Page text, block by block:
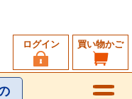
買い物かご
ログイン